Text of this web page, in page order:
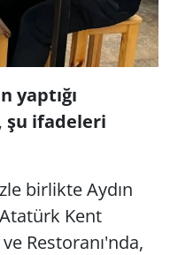
yaptığı
şu ifadeleri
birlikte Aydın
Kent
Restoranı'nda,